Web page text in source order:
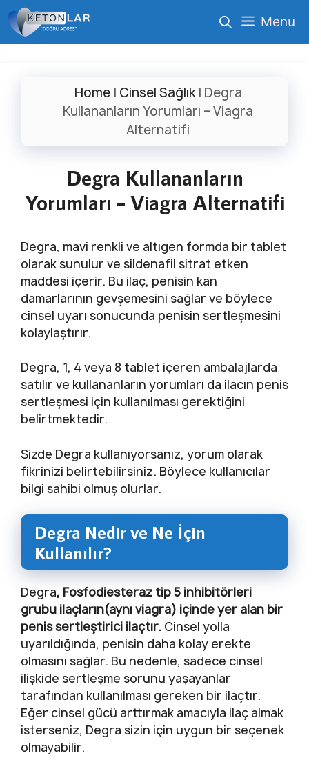
İçeriğe
atla
Menu
Home| Cinsel Sağlık| Degra
Kullananların Yorumları – Viagra
Alternatifi
Degra Kullananların
Yorumları – Viagra Alternatifi
Degra, mavi renkli ve altıgen formda bir tablet
olarak sunulur ve sildenafil sitrat etken
maddesi içerir. Bu ilaç, penisin kan
damarlarının gevşemesini sağlar ve böylece
cinsel uyarı sonucunda penisin sertleşmesini
kolaylaştırır.
Degra, 1, 4 veya 8 tablet içeren ambalajlarda
satılır ve kullananların yorumları da ilacın penis
sertleşmesi için kullanılması gerektiğini
belirtmektedir.
Sizde Degra kullanıyorsanız, yorum olarak
fikrinizi belirtebilirsiniz. Böylece kullanıcılar
bilgi sahibi olmuş olurlar.
Degra Nedir ve Ne İçin
Kullanılır?
Degra, Fosfodiesteraz tip 5 inhibitörleri
grubu ilaçların(aynı viagra) içinde yer alan bir
penis sertleştirici ilaçtır. Cinsel yolla
uyarıldığında, penisin daha kolay erekte
olmasını sağlar. Bu nedenle, sadece cinsel
ilişkide sertleşme sorunu yaşayanlar
tarafından kullanılması gereken bir ilaçtır.
Eğer cinsel gücü arttırmak amacıyla ilaç almak
isterseniz, Degra sizin için uygun bir seçenek
olmayabilir.